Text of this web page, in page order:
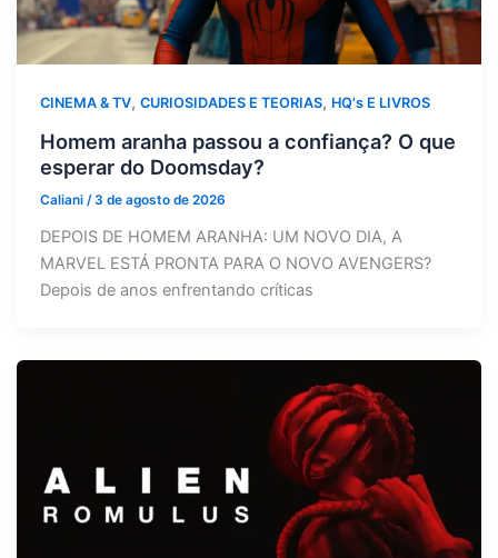
CINEMA & TV,CURIOSIDADES E TEORIAS, HQ's E LIVROS
Homem aranha passou a confiança? O que
esperar do Doomsday?
Caliani/3 de agosto de 2026
DEPOIS DE HOMEM ARANHA: UM NOVO DIA, A
MARVEL ESTÁ PRONTA PARA O NOVO AVENGERS?
Depois de anos enfrentando críticas